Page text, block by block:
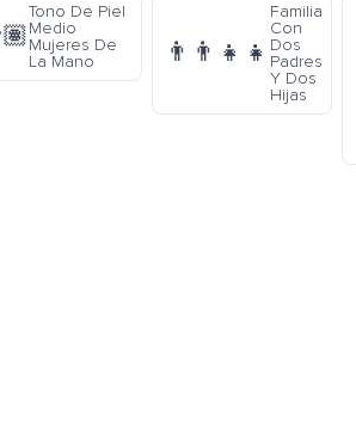
Tono De Piel
Medio
Mujeres De
La Mano
👨‍👨‍👧‍👧
Familia
Con
Dos
Padres
Y Dos
Hijas